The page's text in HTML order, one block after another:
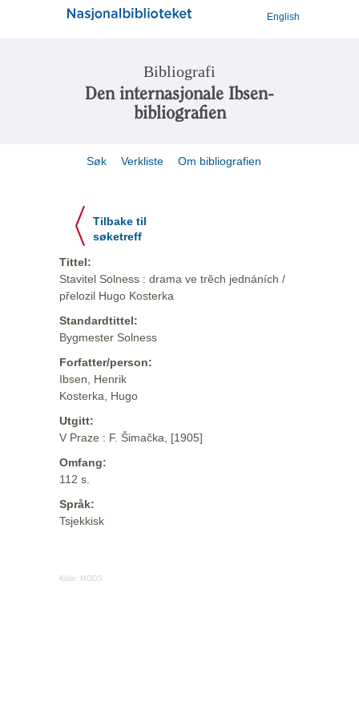
English
Bibliografi
Den internasjonale Ibsen-
bibliografien
Søk Verkliste Om bibliografien
Tilbake til
søketreff
Tittel:
Stavitel Solness : drama ve trěch jednáních /
přelozil Hugo Kosterka
Standardtittel:
Bygmester Solness
Forfatter/person:
Ibsen, Henrik
Kosterka, Hugo
Utgitt:
V Praze : F. Šimačka, [1905]
Omfang:
112 s.
Språk:
Tsjekkisk
Kilde: MODS